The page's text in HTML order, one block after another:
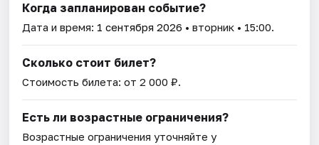
Когда запланирован событие?
Дата и время: 1 сентября 2026 • вторник • 15:00.
Сколько стоит билет?
Стоимость билета: от 2 000 ₽.
Есть ли возрастные ограничения?
Возрастные ограничения уточняйте у